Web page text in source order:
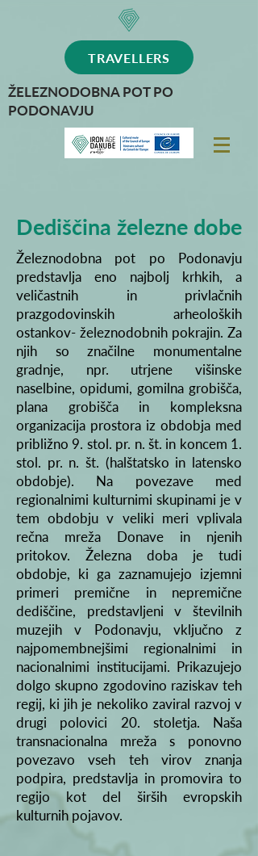
TRAVELLERS
ŽELEZNODOBNA POT PO
PODONAVJU
Dediščina železne dobe
Železnodobna pot po Podonavju
predstavlja eno najbolj krhkih, a
veličastnih in privlačnih
prazgodovinskih arheoloških
ostankov- železnodobnih pokrajin. Za
njih so značilne monumentalne
gradnje, npr. utrjene višinske
naselbine, opidumi, gomilna grobišča,
plana grobišča in kompleksna
organizacija prostora iz obdobja med
približno 9. stol. pr. n. št. in koncem 1.
stol. pr. n. št. (halštatsko in latensko
obdobje). Na povezave med
regionalnimi kulturnimi skupinami je v
tem obdobju v veliki meri vplivala
rečna mreža Donave in njenih
pritokov. Železna doba je tudi
obdobje, ki ga zaznamujejo izjemni
primeri premične in nepremične
dediščine, predstavljeni v številnih
muzejih v Podonavju, vključno z
najpomembnejšimi regionalnimi in
nacionalnimi institucijami. Prikazujejo
dolgo skupno zgodovino raziskav teh
regij, ki jih je nekoliko zaviral razvoj v
drugi polovici 20. stoletja. Naša
transnacionalna mreža s ponovno
povezavo vseh teh virov znanja
podpira, predstavlja in promovira to
regijo kot del širših evropskih
kulturnih pojavov.